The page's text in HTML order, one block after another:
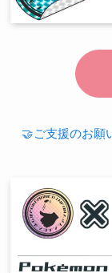
🤝ご支援のお願